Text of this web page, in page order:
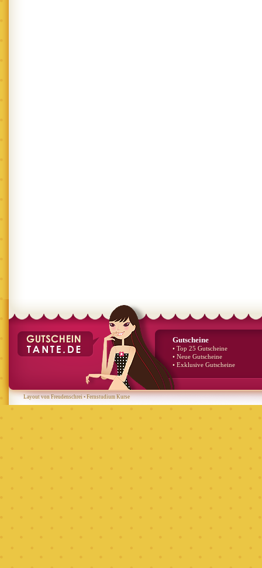
Gutscheine
• Top 25 Gutscheine
• Neue Gutscheine
• Exklusive Gutscheine
Layout von Freudenschrei•Fernstudium Kurse